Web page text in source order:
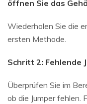
öffnen Sie das
Wiederholen Sie die
ersten Methode.
Schritt 2: Fehlende
Überprüfen Sie im
ob die Jumper fehlen.